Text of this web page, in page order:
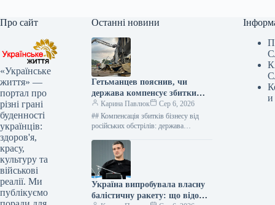
Про сайт
«Українське
життя» —
портал про
різні грані
буденності
українців:
здоров'я,
красу,
культуру та
військові
реалії. Ми
публікуємо
Останні новини
Гетьманцев пояснив, чи
держава компенсує збитки
бізнесам від ударів РФ
Карина Павлюк
Сер 6, 2026
## Компенсація збитків бізнесу від
російських обстрілів: держава
не має фінансових ресурсів для
прямого відшкодування…
Україна випробувала власну
балістичну ракету: що відомо
и